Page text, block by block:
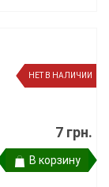
НЕТ В НАЛИЧИИ
7 грн.
В корзину